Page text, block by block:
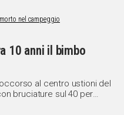
10 anni il bimbo
al centro ustioni del
bruciature sul 40 per
in stato di choc